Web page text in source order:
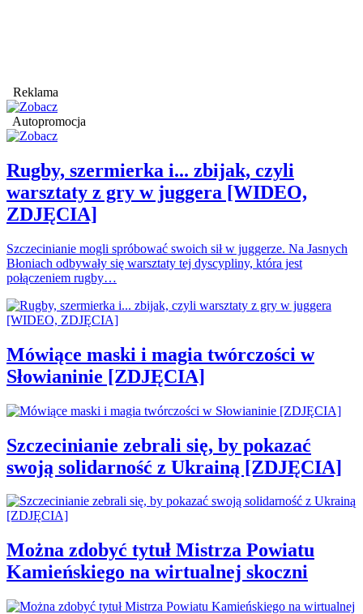
Reklama
Autopromocja
Rugby, szermierka i... zbijak, czyli
warsztaty z gry w juggera [WIDEO,
ZDJĘCIA]
Szczecinianie mogli spróbować swoich sił w juggerze. Na Jasnych
Błoniach odbywały się warsztaty tej dyscypliny, która jest
połączeniem rugby…
Mówiące maski i magia twórczości w
Słowianinie [ZDJĘCIA]
Szczecinianie zebrali się, by pokazać
swoją solidarność z Ukrainą [ZDJĘCIA]
Można zdobyć tytuł Mistrza Powiatu
Kamieńskiego na wirtualnej skoczni